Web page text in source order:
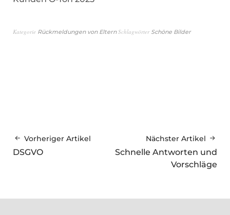
Kategorie Rückmeldungen von Eltern Schlagwörter Schöne Bilder
Vorheriger Artikel
DSGVO
Nächster Artikel
Schnelle Antworten und
Vorschläge